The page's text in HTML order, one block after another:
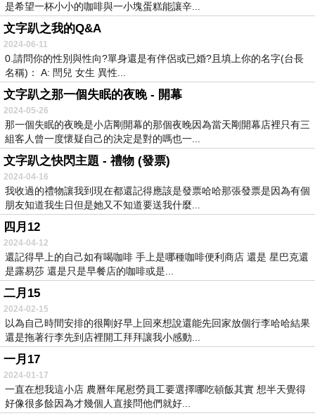
是希望一杯小小的咖啡與一小塊蛋糕能讓辛...
文字趴之我的Q&A
2024-06-11
0.請問你的性別與性向?單身還是有伴侶或已婚?且填上你的名字(台長
名稱)： A: 閆兒 女生 異性...
文字趴之那一個失眠的夜晚 - 開幕
2024-05-26
那一個失眠的夜晚是小店剛開幕的那個夜晚因為當天剛開幕店裡只有三
組客人曾一度懷疑自己的決定是對的嗎也一...
文字趴之快閃主題 - 禮物 (發票)
2024-04-16
我收過的禮物讓我到現在都還記得應該是發票哈哈那張發票是因為有個
朋友知道我生日但是她又不知道要送我什麼...
四月12
2024-04-12
還記得早上的自己如有喝咖啡 手上是哪種咖啡便利商店 還是 星巴克還
是露易莎 還是只是早餐店的咖啡或是...
二月15
2024-02-15
以為自己時間安排的很剛好早上回來想說還能先回家放個行李哈哈結果
還是拖著行李先到店裡開工拜拜讓我小感動...
一月17
2024-01-17
一直在想我這小店 農曆年尾慰勞員工要選擇哪吃頓飯其實 想半天覺得
好像很多餘因為才幾個人直接問他們就好...